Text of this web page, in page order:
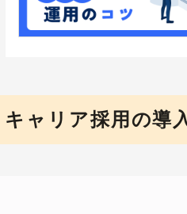
キャリア採用の導